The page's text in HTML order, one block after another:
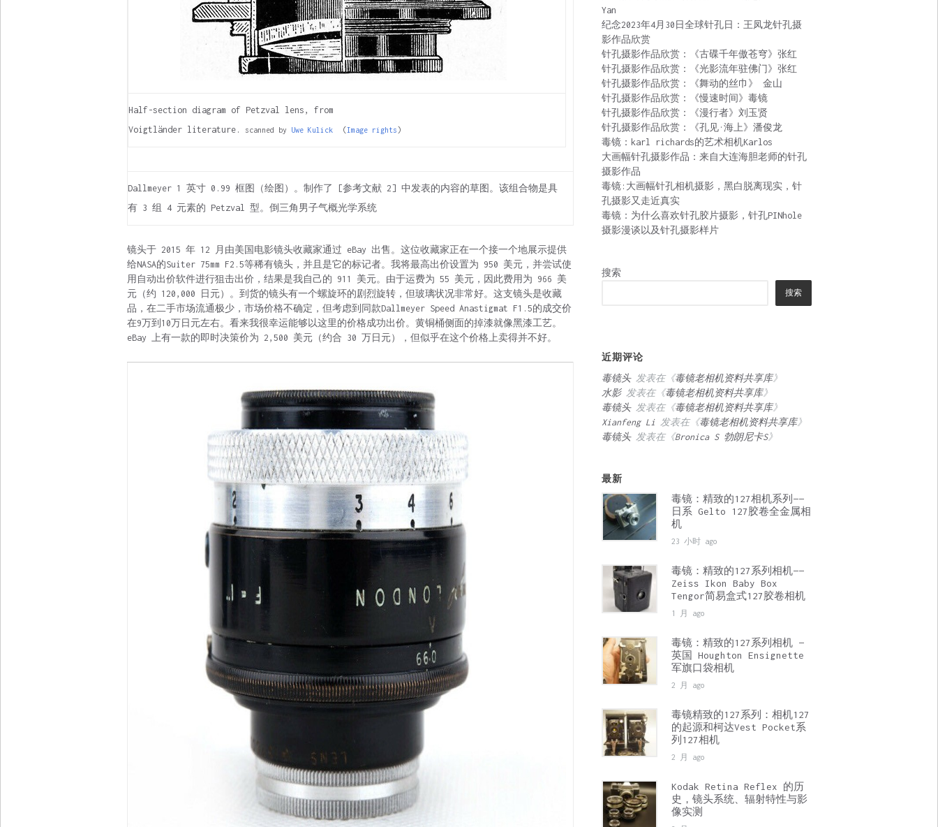
Half-section diagram of Petzval lens, from
Voigtländer literature.
scanned by Uwe Kulick (Image rights)
Dallmeyer 1 英寸 0.99 框图（绘图）。制作了 [参考文献 2] 中发表的内容的草图。该组合物是具
有 3 组 4 元素的 Petzval 型。倒三角男子气概光学系统
镜头于 2015 年 12 月由美国电影镜头收藏家通过 eBay 出售。这位收藏家正在一个接一个地展示提供
给NASA的Suiter 75mm F2.5等稀有镜头，并且是它的标记者。我将最高出价设置为 950 美元，并尝试使
用自动出价软件进行狙击出价，结果是我自己的 911 美元。由于运费为 55 美元，因此费用为 966 美
元（约 120,000 日元）。到货的镜头有一个螺旋环的剧烈旋转，但玻璃状况非常好。这支镜头是收藏
品，在二手市场流通极少，市场价格不确定，但考虑到同款Dallmeyer Speed Anastigmat F1.5的成交价
在9万到10万日元左右。看来我很幸运能够以这里的价格成功出价。黄铜桶侧面的掉漆就像黑漆工艺。
eBay 上有一款的即时决策价为 2,500 美元（约合 30 万日元），但似乎在这个价格上卖得并不好。
Yan
纪念2023年4月30日全球针孔日：王凤龙针孔摄
影作品欣赏
针孔摄影作品欣赏：《古碟千年傲苍穹》张红
针孔摄影作品欣赏：《光影流年驻佛门》张红
针孔摄影作品欣赏：《舞动的丝巾》 金山
针孔摄影作品欣赏：《慢速时间》毒镜
针孔摄影作品欣赏：《漫行者》刘玉贤
针孔摄影作品欣赏：《孔见·海上》潘俊龙
毒镜：karl richards的艺术相机Karlos
大画幅针孔摄影作品：来自大连海胆老师的针孔
摄影作品
毒镜:大画幅针孔相机摄影，黑白脱离现实，针
孔摄影又走近真实
毒镜：为什么喜欢针孔胶片摄影，针孔PINhole
摄影漫谈以及针孔摄影样片
搜索
搜索
近期评论
毒镜头发表在《毒镜老相机资料共享库》
水影发表在《毒镜老相机资料共享库》
毒镜头发表在《毒镜老相机资料共享库》
Xianfeng Li 发表在《毒镜老相机资料共享库》
毒镜头发表在《Bronica S 勃朗尼卡S》
最新
毒镜：精致的127相机系列——
日系 Gelto 127胶卷全金属相
机
23 小时 ago
毒镜：精致的127系列相机——
Zeiss Ikon Baby Box
Tengor简易盒式127胶卷相机
1 月 ago
毒镜：精致的127系列相机 —
英国 Houghton Ensignette
军旗口袋相机
2 月 ago
毒镜精致的127系列：相机127
的起源和柯达Vest Pocket系
列127相机
2 月 ago
Kodak Retina Reflex 的历
史，镜头系统、辐射特性与影
像实测